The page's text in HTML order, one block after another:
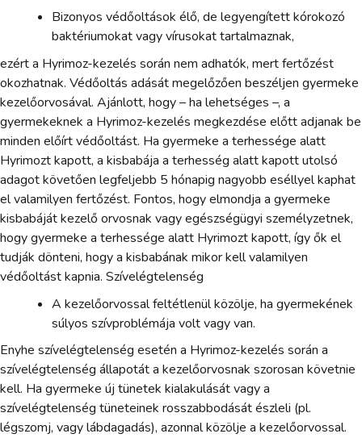
Bizonyos védőoltások élő, de legyengített kórokozó
baktériumokat vagy vírusokat tartalmaznak,
ezért a Hyrimoz-kezelés során nem adhatók, mert fertőzést
okozhatnak. Védőoltás adását megelőzően beszéljen gyermeke
kezelőorvosával. Ajánlott, hogy – ha lehetséges –, a
gyermekeknek a Hyrimoz-kezelés megkezdése előtt adjanak be
minden előírt védőoltást. Ha gyermeke a terhessége alatt
Hyrimozt kapott, a kisbabája a terhesség alatt kapott utolsó
adagot követően legfeljebb 5 hónapig nagyobb eséllyel kaphat
el valamilyen fertőzést. Fontos, hogy elmondja a gyermeke
kisbabáját kezelő orvosnak vagy egészségügyi személyzetnek,
hogy gyermeke a terhessége alatt Hyrimozt kapott, így ők el
tudják dönteni, hogy a kisbabának mikor kell valamilyen
védőoltást kapnia. Szívelégtelenség
A kezelőorvossal feltétlenül közölje, ha gyermekének
súlyos szívproblémája volt vagy van.
Enyhe szívelégtelenség esetén a Hyrimoz-kezelés során a
szívelégtelenség állapotát a kezelőorvosnak szorosan követnie
kell. Ha gyermeke új tünetek kialakulását vagy a
szívelégtelenség tüneteinek rosszabbodását észleli (pl.
légszomj, vagy lábdagadás), azonnal közölje a kezelőorvossal.